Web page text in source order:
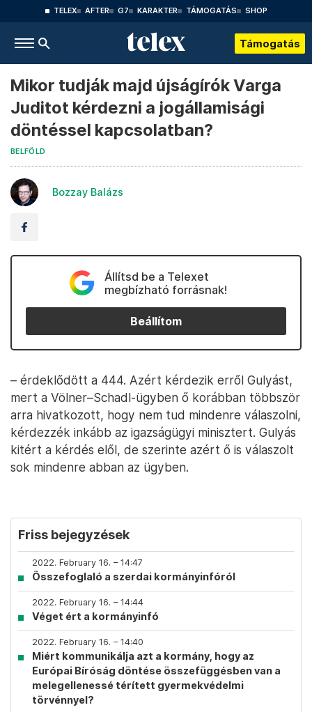
TELEX AFTER G7 KARAKTER TÁMOGATÁS SHOP
Támogatás
Mikor tudják majd újságírók Varga
Juditot kérdezni a jogállamisági
döntéssel kapcsolatban?
BELFÖLD
Bozzay Balázs
Állítsd be a Telexet
megbízható forrásnak!
Beállítom
– érdeklődött a 444. Azért kérdezik erről Gulyást,
mert a Völner–Schadl-ügyben ő korábban többször
arra hivatkozott, hogy nem tud mindenre válaszolni,
kérdezzék inkább az igazságügyi minisztert. Gulyás
kitért a kérdés elől, de szerinte azért ő is válaszolt
sok mindenre abban az ügyben.
Friss bejegyzések
2022. February 16. – 14:47
Összefoglaló a szerdai kormányinfóról
2022. February 16. – 14:44
Véget ért a kormányinfó
2022. February 16. – 14:40
Miért kommunikálja azt a kormány, hogy az
Európai Bíróság döntése összefüggésben van a
melegellenessé térített gyermekvédelmi
törvénnyel?